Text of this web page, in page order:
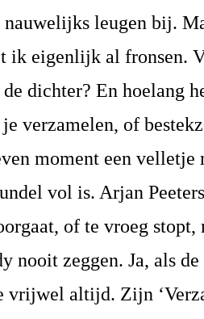
leugen bij.
ik eigenlijk al fronsen.
dichter? En hoelang
verzamelen, of
moment een
vol is. Arjan
of te vroeg stopt,
nooit zeggen. Ja, als
vrijwel altijd. Zijn